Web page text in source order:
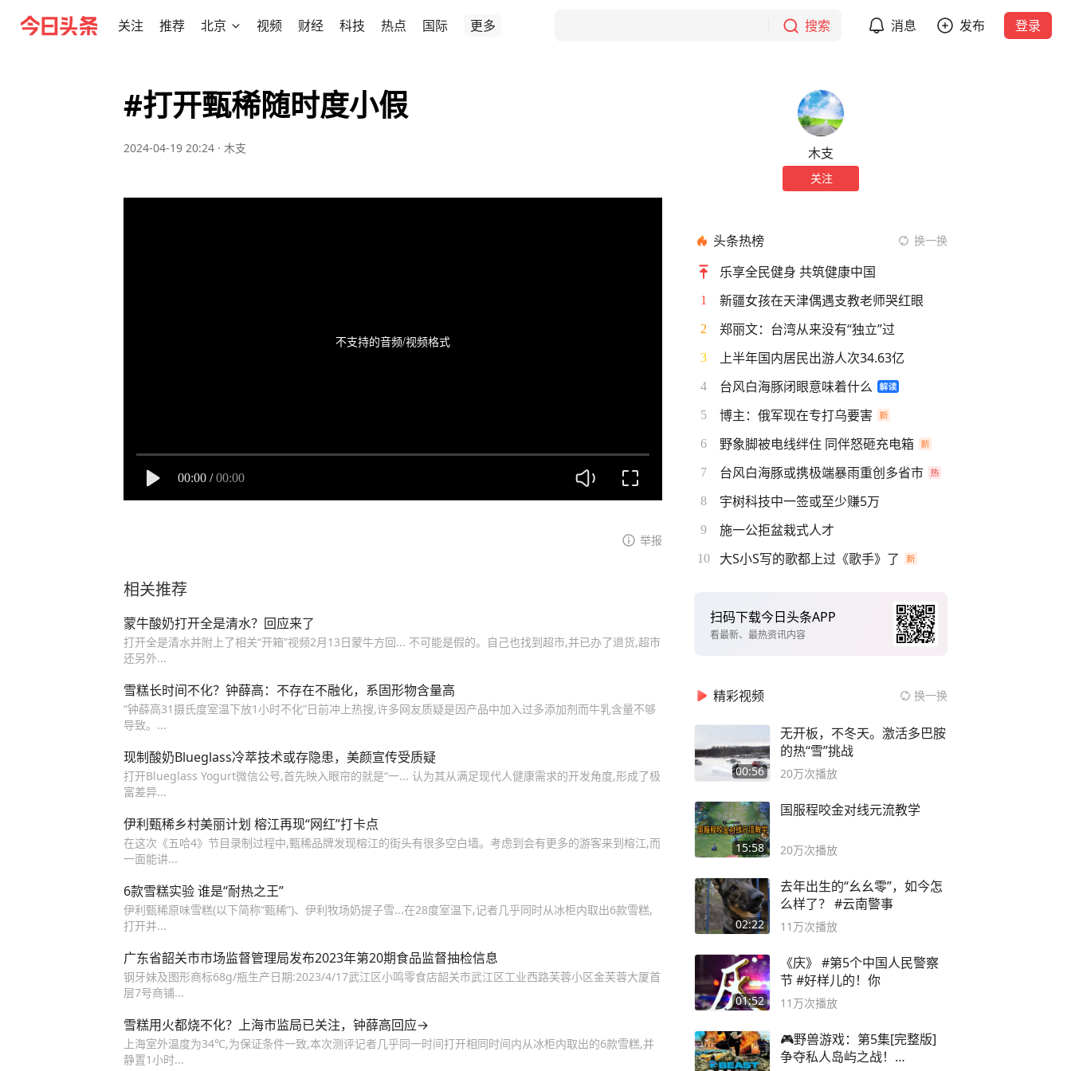
关注 推荐 北京 视频 财经 科技 热点 国际 更多 搜索 消息 发布 登录
#打开甄稀随时度小假
2024-04-19 20:24 · 木支
不支持的音频/视频格式
00:00 / 00:00
举报
相关推荐
蒙牛酸奶打开全是清水？回应来了
打开全是清水并附上了相关“开箱”视频2月13日蒙牛方回... 不可能是假的。自己也找到超市,并已办了退货,超市
还另外...
雪糕长时间不化？钟薛高：不存在不融化，系固形物含量高
“钟薛高31摄氏度室温下放1小时不化”日前冲上热搜,许多网友质疑是因产品中加入过多添加剂而牛乳含量不够
导致。...
现制酸奶Blueglass冷萃技术或存隐患，美颜宣传受质疑
打开Blueglass Yogurt微信公号,首先映入眼帘的就是“一... 认为其从满足现代人健康需求的开发角度,形成了极
富差异...
伊利甄稀乡村美丽计划 榕江再现“网红”打卡点
在这次《五哈4》节目录制过程中,甄稀品牌发现榕江的街头有很多空白墙。考虑到会有更多的游客来到榕江,而
一面能讲...
6款雪糕实验 谁是“耐热之王”
伊利甄稀原味雪糕(以下简称“甄稀”)、伊利牧场奶提子雪...在28度室温下,记者几乎同时从冰柜内取出6款雪糕,
打开并...
广东省韶关市市场监督管理局发布2023年第20期食品监督抽检信息
钢牙妹及图形商标68g/瓶生产日期:2023/4/17武江区小鸣零食店韶关市武江区工业西路芙蓉小区金芙蓉大厦首
层7号商铺...
雪糕用火都烧不化？上海市监局已关注，钟薛高回应→
上海室外温度为34℃,为保证条件一致,本次测评记者几乎同一时间打开相同时间内从冰柜内取出的6款雪糕,并
静置1小时...
木支
关注
头条热榜 换一换
乐享全民健身 共筑健康中国
1 新疆女孩在天津偶遇支教老师哭红眼
2 郑丽文：台湾从来没有“独立”过
3 上半年国内居民出游人次34.63亿
4 台风白海豚闭眼意味着什么
5 博主：俄军现在专打乌要害
6 野象脚被电线绊住 同伴怒砸充电箱
7 台风白海豚或携极端暴雨重创多省市
8 宇树科技中一签或至少赚5万
9 施一公拒盆栽式人才
10 大S小S写的歌都上过《歌手》了
扫码下载今日头条APP
看最新、最热资讯内容
精彩视频 换一换
00:56
无开板，不冬天。激活多巴胺
的热“雪”挑战
20万次播放
15:58
国服程咬金对线元流教学
20万次播放
02:22
去年出生的“幺幺零”，如今怎
么样了？ #云南警事
11万次播放
01:52
《庆》 #第5个中国人民警察
节 #好样儿的！你
11万次播放
🎮野兽游戏：第5集[完整版]
争夺私人岛屿之战！